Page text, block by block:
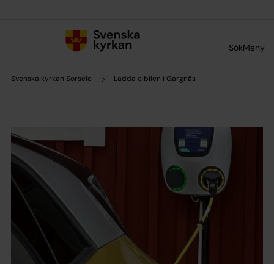
SökMeny
Svenska kyrkan Sorsele Ladda elbilen i Gargnäs